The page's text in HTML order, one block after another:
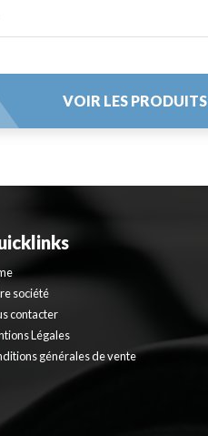
VOIR LES PRODUITS
société
contacter
Légales
générales de vente